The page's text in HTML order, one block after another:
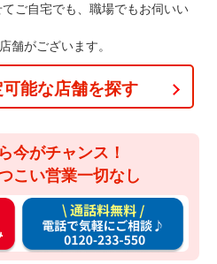
ご自宅でも、職場でもお伺いい
舗がございます。
能な店舗を探す
今がチャンス！
こい営業一切なし
通
料